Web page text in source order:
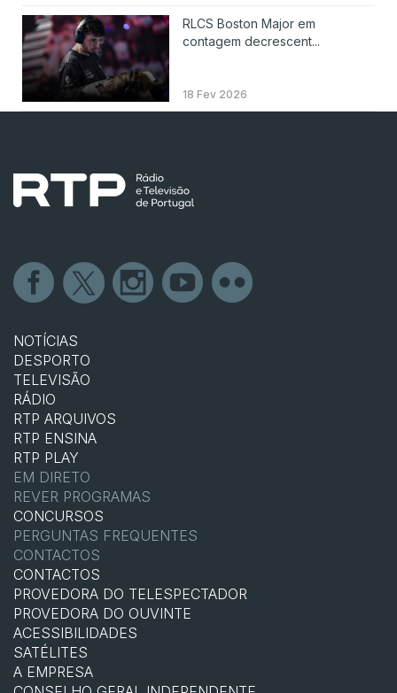
RLCS Boston Major em
contagem decrescent...
18 Fev 2026
NOTÍCIAS
DESPORTO
TELEVISÃO
RÁDIO
RTP ARQUIVOS
RTP ENSINA
RTP PLAY
EM DIRETO
REVER PROGRAMAS
CONCURSOS
PERGUNTAS FREQUENTES
CONTACTOS
CONTACTOS
PROVEDORA DO TELESPECTADOR
PROVEDORA DO OUVINTE
ACESSIBILIDADES
SATÉLITES
A EMPRESA